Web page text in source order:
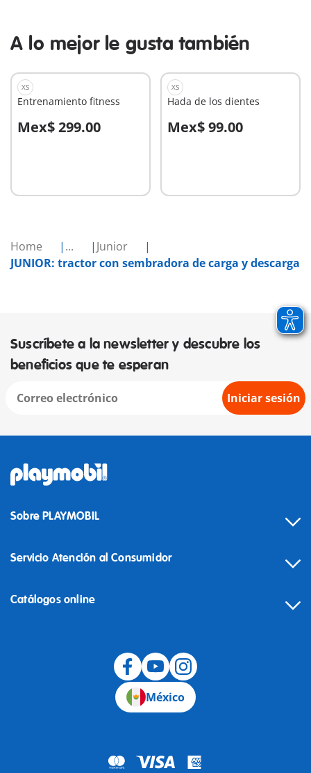
Home ...
Junior
JUNIOR: tractor con sembradora de carga y descarga
A lo mejor le gusta también
XS
Entrenamiento fitness
Mex$ 299.00
A la cesta
XS
Hada de los dientes
Mex$ 99.00
A la cesta
Suscríbete a la newsletter y descubre los
beneficios que te esperan
Iniciar sesión
Sobre PLAYMOBIL
Servicio Atención al Consumidor
Catálogos online
México